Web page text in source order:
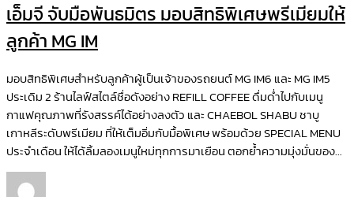
เอ็มจี จับมือพันธมิตร มอบสิทธิพิเศษพรีเมียมให้
ลูกค้า MG IM
มอบสิทธิพิเศษสำหรับลูกค้าผู้เป็นเจ้าของรถยนต์ MG IM6 และ MG IM5
ประเดิม 2 ร้านไลฟ์สไตล์ชื่อดังอย่าง REFILL COFFEE ดื่มด่ำไปกับเมนู
กาแฟคุณภาพที่รังสรรค์ได้อย่างลงตัว และ CHAEBOL SHABU ชาบู
เกาหลีระดับพรีเมียม ที่ให้เต็มอิ่มกับมื้อพิเศษ พร้อมด้วย SPECIAL MENU
ประจำเดือน ให้ได้ลิ้มลองเมนูใหม่ทุกการมาเยือน ตอกย้ำความมุ่งมั่นของ...